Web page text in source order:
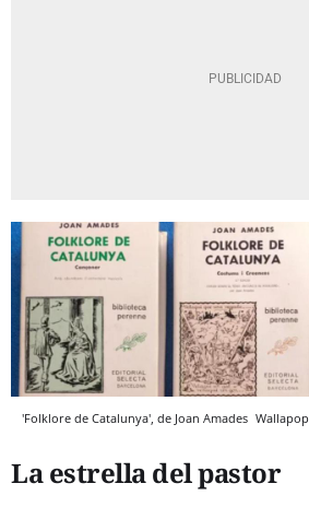
'Folklore de Catalunya', de Joan Amades Wallapop
La estrella del pastor